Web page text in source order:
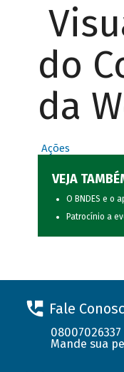
do
da
Ações
VEJA
O BNDES e o
Patrocínio a
Fale
08007026337
Mande sua